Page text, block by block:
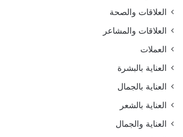
العلاقات والصحة
العلاقات والمشاعر
العملات
العناية بالبشرة
العناية بالجمال
العناية بالشعر
العناية والجمال